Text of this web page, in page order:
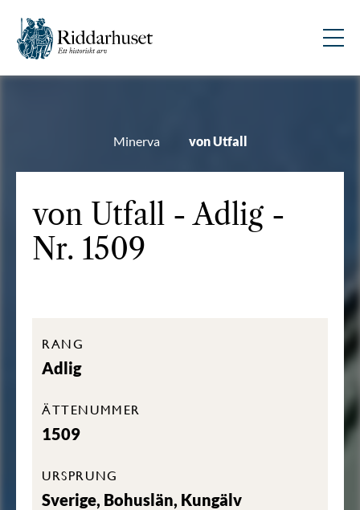
Minerva von Utfall
von Utfall - Adlig -
Nr. 1509
RANG
Adlig
ÄTTENUMMER
1509
URSPRUNG
Sverige, Bohuslän, Kungälv